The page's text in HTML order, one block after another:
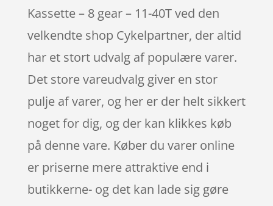
Kassette – 8 gear – 11-40T ved den
velkendte shop Cykelpartner, der altid
har et stort udvalg af populære varer.
Det store vareudvalg giver en stor
pulje af varer, og her er der helt sikkert
noget for dig, og der kan klikkes køb
på denne vare. Køber du varer online
er priserne mere attraktive end i
butikkerne- og det kan lade sig gøre